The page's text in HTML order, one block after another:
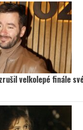
velkolepé finále